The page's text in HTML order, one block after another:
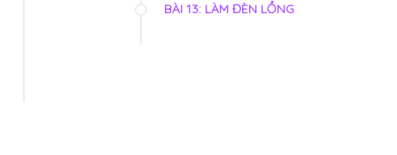
BÀI 13: LÀM ĐÈN LỒNG